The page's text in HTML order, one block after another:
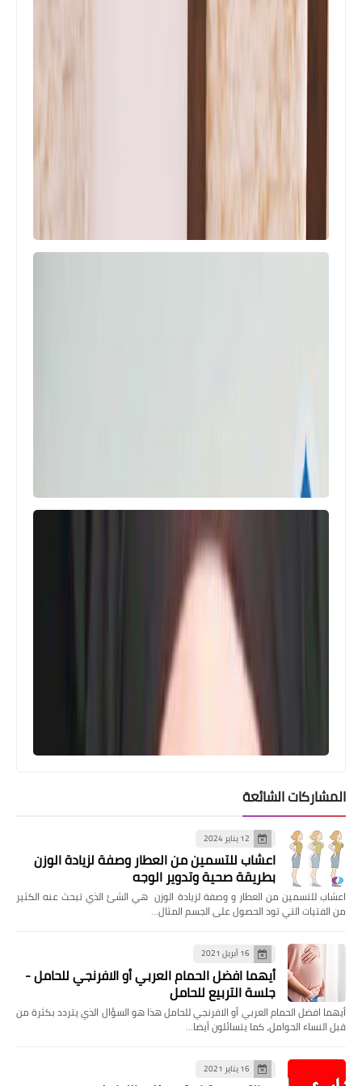
المشاركات الشائعة
12 يناير 2024
اعشاب للتسمين من العطار وصفة لزيادة الوزن
بطريقة صحية وتدوير الوجه
اعشاب للتسمين من العطار و وصفة لزيادة الوزن هي الشئ الذي تبحث عنه الكثير
من الفتيات التي تود الحصول على الجسم المثال…
16 أبريل 2021
أيهما افضل الحمام العربي أو الافرنجي للحامل -
جلسة التربيع للحامل
أيهما افضل الحمام العربي أو الافرنجي للحامل هذا هو السؤال الذي يتردد بكثرة من
قبل النساء الحوامل، كما يتسائلون أيضا…
16 يناير 2021